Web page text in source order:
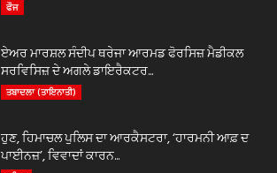
ਫੌਜ
ਏਅਰ ਮਾਰਸ਼ਲ ਸੰਦੀਪ ਥਰੇਜਾ ਆਰਮਡ ਫੋਰਸਿਜ਼ ਮੈਡੀਕਲ
ਸਰਵਿਸਿਜ਼ ਦੇ ਅਗਲੇ ਡਾਇਰੈਕਟਰ...
ਤਬਾਦਲਾ (ਤਾਇਨਾਤੀ)
ਹੁਣ, ਹਿਮਾਚਲ ਪੁਲਿਸ ਦਾ ਆਰਕੈਸਟਰਾ, ‘ਹਾਰਮਨੀ ਆਫ਼ ਦ
ਪਾਈਨਜ਼’, ਵਿਵਾਦਾਂ ਕਾਰਨ...